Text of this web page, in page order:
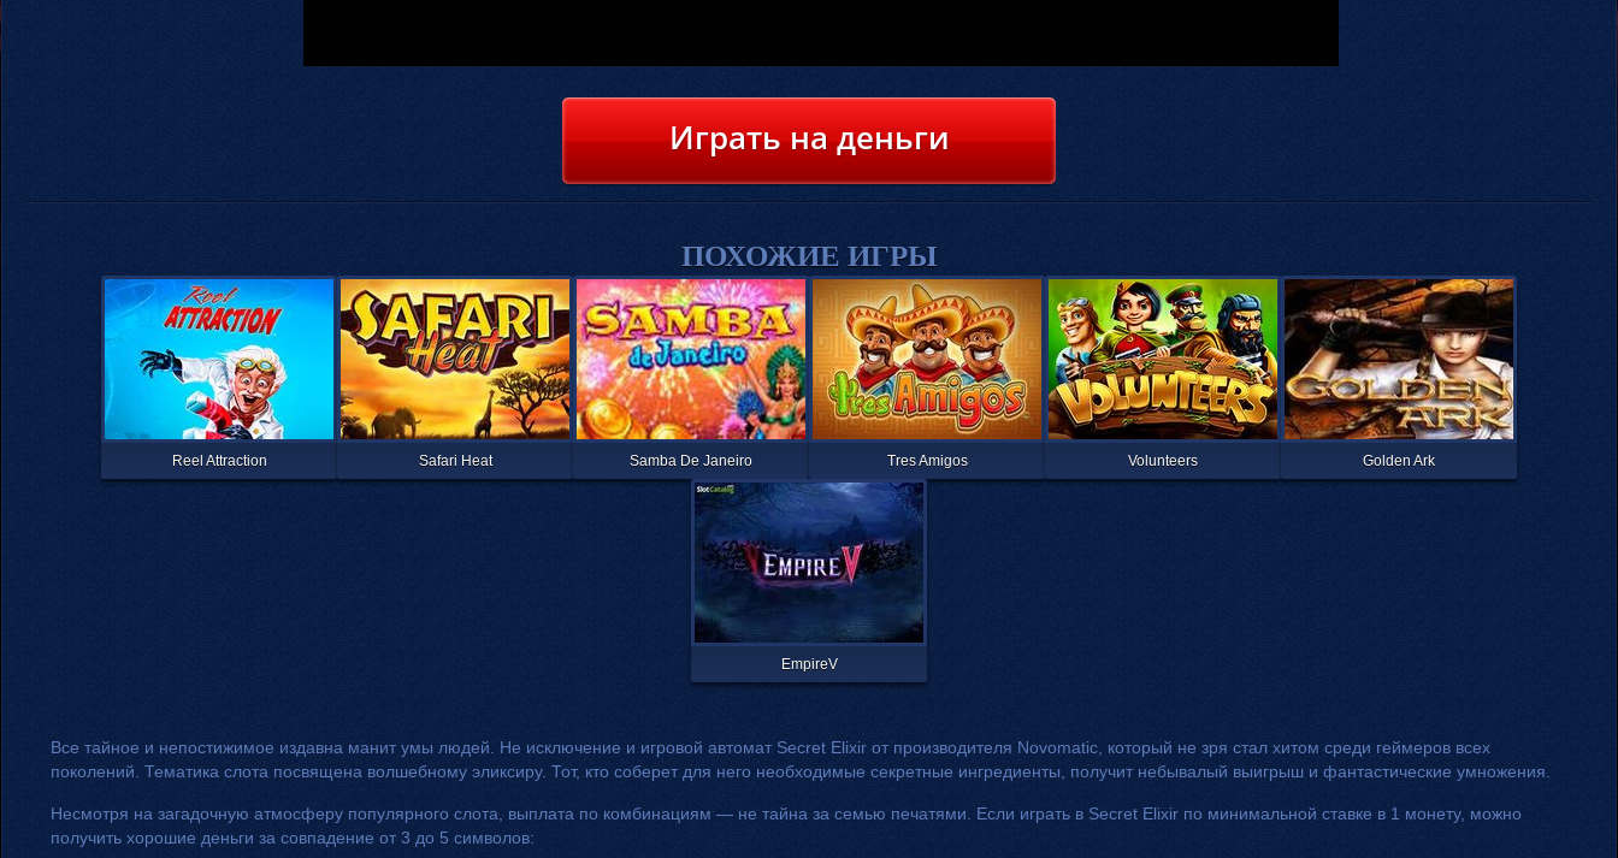
Играть на деньги
ПОХОЖИЕ ИГРЫ
Reel Attraction Safari Heat Samba De Janeiro Tres Amigos Volunteers Golden Ark
EmpireV
Все тайное и непостижимое издавна манит умы людей. Не исключение и игровой автомат Secret Elixir от производителя Novomatic, который не зря стал хитом среди геймеров всех
поколений. Тематика слота посвящена волшебному эликсиру. Тот, кто соберет для него необходимые секретные ингредиенты, получит небывалый выигрыш и фантастические умножения.
Несмотря на загадочную атмосферу популярного слота, выплата по комбинациям — не тайна за семью печатями. Если играть в Secret Elixir по минимальной ставке в 1 монету, можно
получить хорошие деньги за совпадение от 3 до 5 символов: